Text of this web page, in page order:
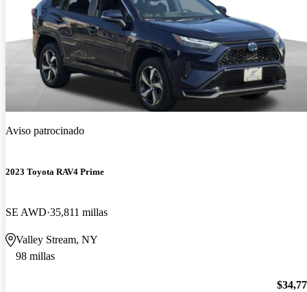
Aviso patrocinado
2023 Toyota RAV4 Prime
SE AWD 35,811 millas
Valley Stream, NY
98 millas